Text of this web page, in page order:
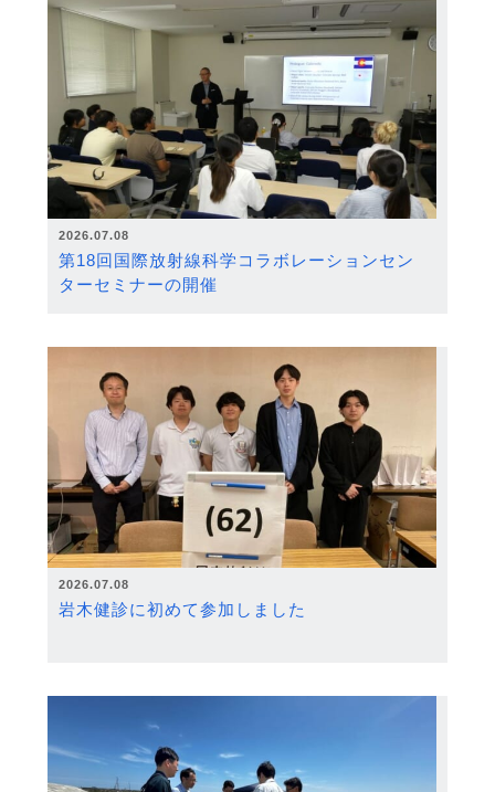
2026.07.08
第18回国際放射線科学コラボレーションセン
ターセミナーの開催
2026.07.08
岩木健診に初めて参加しました